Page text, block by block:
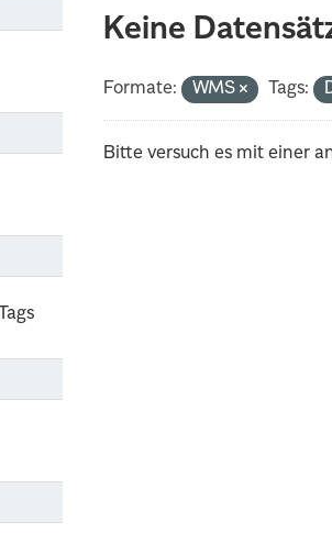
Keine
Formate: WMS Tags:
Bitte versuch es mit einer